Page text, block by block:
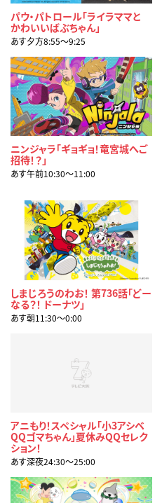
パウ・パトロール「ライラママと
かわいいばぶちゃん」
あす夕方8:55〜9:25
ニンジャラ「ギョギョ！竜宮城へご
招待！？」
あす午前10:30〜11:00
しまじろうのわお！ 第736話「どー
なる？！ ドーナツ」
あす朝11:30〜0:00
アニもり！スペシャル「小3アシベ
QQゴマちゃん」夏休みQQセレク
ション！
あす深夜24:30〜25:00